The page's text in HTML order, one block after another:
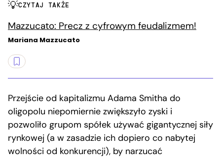
CZYTAJ TAKŻE
Mazzucato: Precz z cyfrowym feudalizmem!
Mariana Mazzucato
Przejście od kapitalizmu Adama Smitha do
oligopolu niepomiernie zwiększyło zyski i
pozwoliło grupom spółek używać gigantycznej siły
rynkowej (a w zasadzie ich dopiero co nabytej
wolności od konkurencji), by narzucać